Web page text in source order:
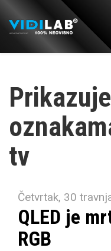
tv
Četvrtak, 30
QLED je
RGB